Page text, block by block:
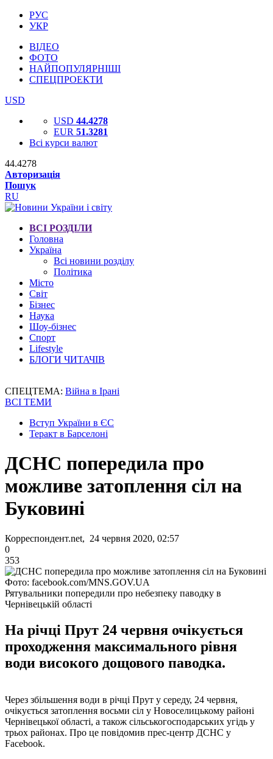
РУС
УКР
ВІДЕО
ФОТО
НАЙПОПУЛЯРНІШІ
СПЕЦПРОЕКТИ
USD
USD 44.4278
EUR 51.3281
Всі курси валют
44.4278
Авторизація
Пошук
RU
ВСІ РОЗДІЛИ
Головна
Україна
Всі новини розділу
Політика
Місто
Світ
Бізнес
Наука
Шоу-бізнес
Спорт
Lifestyle
БЛОГИ ЧИТАЧІВ
СПЕЦТЕМА: Війна в Ірані
ВСІ ТЕМИ
Вступ України в ЄС
Теракт в Барселоні
ДСНС попередила про
можливе затоплення сіл на
Буковині
Корреспондент.net, 24 червня 2020, 02:57
0
353
Фото: facebook.com/MNS.GOV.UA
Рятувальники попередили про небезпеку паводку в
Чернівецькій області
На річці Прут 24 червня очікується
проходження максимального рівня
води високого дощового паводка.
Через збільшення води в річці Прут у середу, 24 червня,
очікується затоплення восьми сіл у Новоселицькому районі
Чернівецької області, а також сільськогосподарських угідь у
трьох районах. Про це повідомив прес-центр ДСНС у
Facebook.